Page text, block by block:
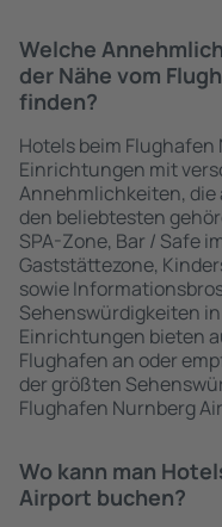
Welche
der Nähe vom
finden?
Hotels beim
Einrichtungen mit
Annehmlichkeiten, die
den beliebtesten
SPA-Zone, Bar / Safe
Gaststättezone,
sowie
Sehenswürdigkeiten
Einrichtungen bieten
Flughafen an oder
der größten
Flughafen Nurnberg
Wo kann man
Airport buchen?